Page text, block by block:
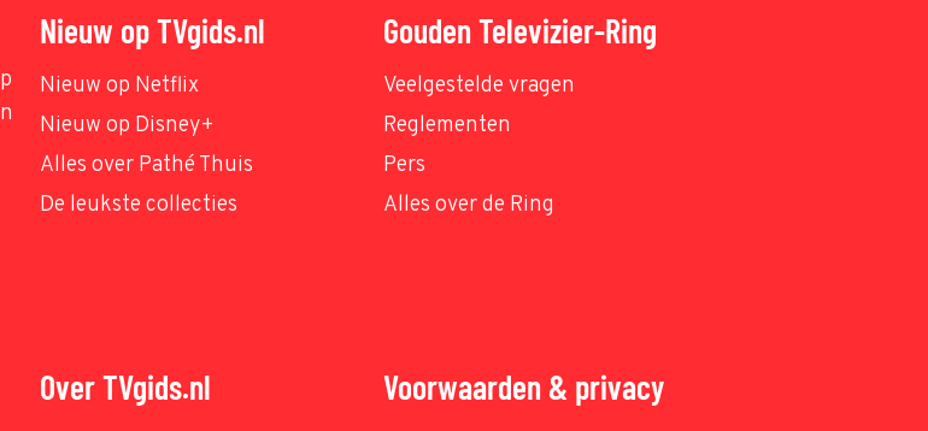
Nieuw op TVgids.nl
Nieuw op Netflix
Nieuw op Disney+
Alles over Pathé Thuis
De leukste collecties
Gouden Televizier-Ring
Veelgestelde vragen
Reglementen
Pers
Alles over de Ring
Over TVgids.nl Voorwaarden & privacy